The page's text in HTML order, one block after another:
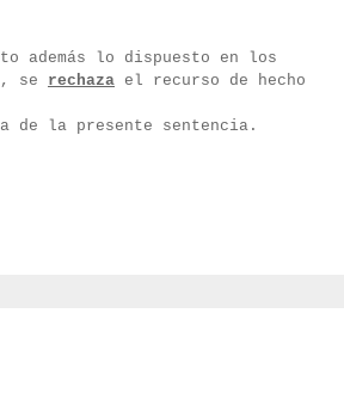
además lo dispuesto en los
se rechaza el recurso de hecho
de la presente sentencia.